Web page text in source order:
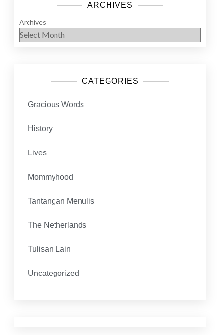
ARCHIVES
Archives
CATEGORIES
Gracious Words
History
Lives
Mommyhood
Tantangan Menulis
The Netherlands
Tulisan Lain
Uncategorized